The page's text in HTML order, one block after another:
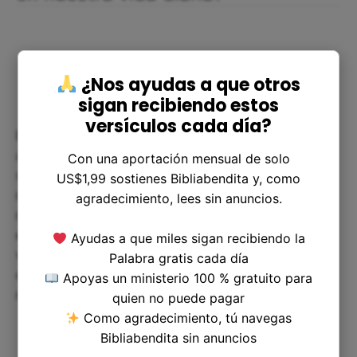
Este verso es una llamada a la reflexión y la
autocrítica. Cuando nos enfrentamos a
situaciones difíciles, a menudo sentimos que
nuestro sufrimiento es injusto. Este verso nos
entender completamente la complejidad de la
vida. En lugar de buscar respuestas fácilmente,
debemos tomar el tiempo para reflexionar sobre
nuestras vidas y los desafíos que enfrentamos.
¿Nos ayudas a que otros
sigan recibiendo estos
versículos cada día?
Con una aportación mensual de solo
US$1,99 sostienes Bibliabendita y, como
agradecimiento, lees sin anuncios.
Ayudas a que miles sigan recibiendo la
Palabra gratis cada día
Apoyas un ministerio 100 % gratuito para
quien no puede pagar
Como agradecimiento, tú navegas
Bibliabendita sin anuncios